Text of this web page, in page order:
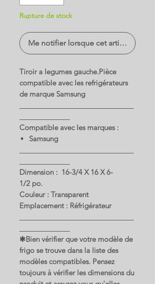
Rupture de stock
Me notifier lorsque cet article est
Tiroir a legumes gauche.Pièce
compatible avec les refrigérateurs
de marque Samsung
Compatible avec les marques :
Samsung
Dimension : 16-3/4 X 16 X 6-
1/2 po.
Couleur : Transparent
Emplacement : Réfrigérateur
✱Bien vérifier que votre modèle de
frigo se trouve dans la liste des
modèles compatibles. Pensez
toujours à vérifier les dimensions du